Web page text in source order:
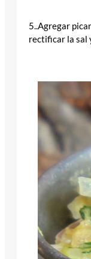
5..Agregar
rectificar la sal